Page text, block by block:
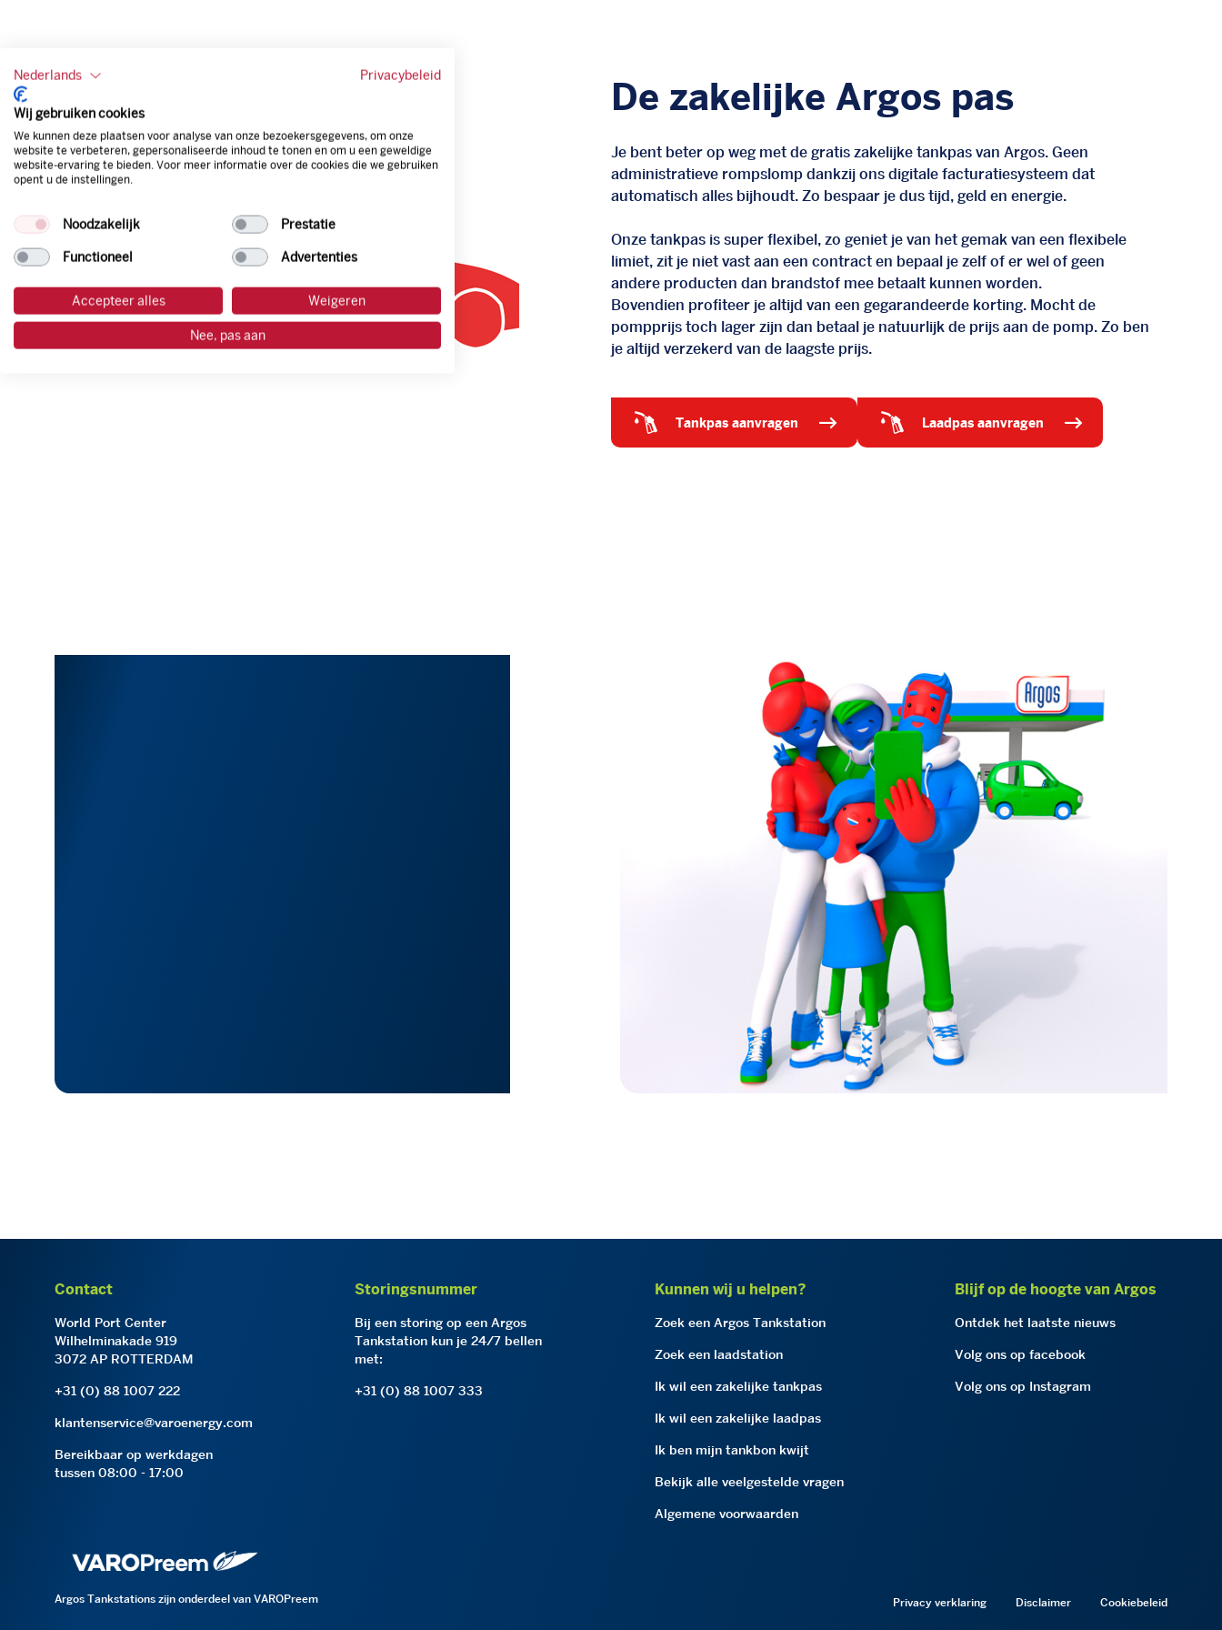
De zakelijke Argos pas
Je bent beter op weg met de gratis zakelijke tankpas van Argos. Geen
administratieve rompslomp dankzij ons digitale facturatiesysteem dat
automatisch alles bijhoudt. Zo bespaar je dus tijd, geld en energie.
Onze tankpas is super flexibel, zo geniet je van het gemak van een flexibele
limiet, zit je niet vast aan een contract en bepaal je zelf of er wel of geen
andere producten dan brandstof mee betaalt kunnen worden.
Bovendien profiteer je altijd van een gegarandeerde korting. Mocht de
pompprijs toch lager zijn dan betaal je natuurlijk de prijs aan de pomp. Zo ben
je altijd verzekerd van de laagste prijs.
tankpas aanvragen laadpas aanvragen
Contact
World Port Center
Wilhelminakade 919
3072 AP ROTTERDAM
+31 (0) 88 1007 222
klantenservice@varoenergy.com
Bereikbaar op werkdagen
tussen 08:00 - 17:00
Storingsnummer
Bij een storing op een Argos
Tankstation kun je 24/7 bellen
met:
+31 (0) 88 1007 333
Kunnen wij u helpen?
Zoek een Argos Tankstation
Zoek een laadstation
Ik wil een zakelijke tankpas
Ik wil een zakelijke laadpas
Ik ben mijn tankbon kwijt
Bekijk alle veelgestelde vragen
Algemene voorwaarden
Blijf op de hoogte van Argos
Ontdek het laatste nieuws
Volg ons op facebook
Volg ons op Instagram
Argos Tankstations zijn onderdeel van VAROPreem Privacy verklaring Disclaimer Cookiebeleid
Nederlands Privacybeleid
Wij gebruiken cookies
We kunnen deze plaatsen voor analyse van onze bezoekersgegevens, om onze
website te verbeteren, gepersonaliseerde inhoud te tonen en om u een geweldige
website-ervaring te bieden. Voor meer informatie over de cookies die we gebruiken
opent u de instellingen.
Noodzakelijk Prestatie
Functioneel Advertenties
Accepteer alles Weigeren
Nee, pas aan